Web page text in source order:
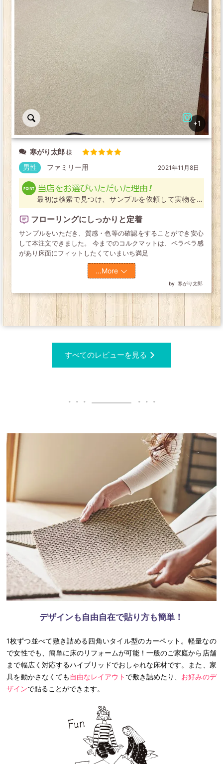
+1
寒がり太郎
評価
2021年11月8日
寒がり太郎
男性 ファミリー用
最初は検索で見つけ、サンプルを依頼して実物を手
に取ってみて決めました
フローリングにしっかりと定着
サンプルをいただき、質感・色等の確認をすることができ安心
して本注文できました。 今までのコルクマットは、ペラペラ感
があり床面にフィットしたくていまいち満足
...More
すべてのレビューを見る
デザインも自由自在で貼り方も簡単！
1枚ずつ並べて敷き詰める四角いタイル型のカーペット。軽量なの
で女性でも、簡単に床のリフォームが可能！一般のご家庭から店舗
まで幅広く対応するハイブリッドでおしゃれな床材です。また、家
具を動かさなくても 自由なレイアウト で敷き詰めたり、 お好みのデ
ザインで貼ることができます。